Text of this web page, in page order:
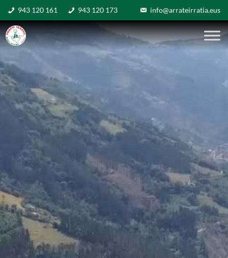
943 120 161 943 120 173 info@arrateirratia.eus